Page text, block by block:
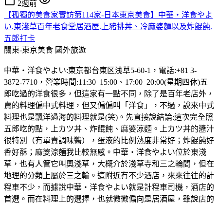
2週前
【孤獨的美食家實訪第114家-日本東京美食】中華・洋食やよ
い.東淺草百年老食堂居酒屋.上豬排丼、冷麻婆麵以及炸餛飩.
五郎打卡
關東-東京美食 國外旅遊
中華・洋食やよい:東京都台東区浅草5-60-1，電話:+81 3-
3872-7710，營業時間:11:30–15:00、17:00–20:00(星期四休)五
郎吃過的洋食很多，但這家有一點不同，除了是百年老店外，
賣的料理偏中式料理，但又偏偏叫「洋食」，不過，說來中式
料理也是飄洋過海的料理就是(笑)。先直接說結論:這次完全照
五郎吃的點，上カツ丼、炸餛飩、麻婆涼麵。上カツ丼的醬汁
很特別（有單賣調味醬），蛋液的比例熟度非常好；炸餛飩好
香好酥；麻婆涼麵我比較無感。中華・洋食やよい位於東淺
草，也有人管它叫奧淺草，大概介於淺草寺和三之輪間，但在
地理的分類上屬於三之輪。這附近有不少酒店，來來往往的計
程車不少，而據說中華・洋食やよい就是計程車司機，酒店的
首選。而在料理上的選擇，也就微微偏向是居酒屋，雖說店的